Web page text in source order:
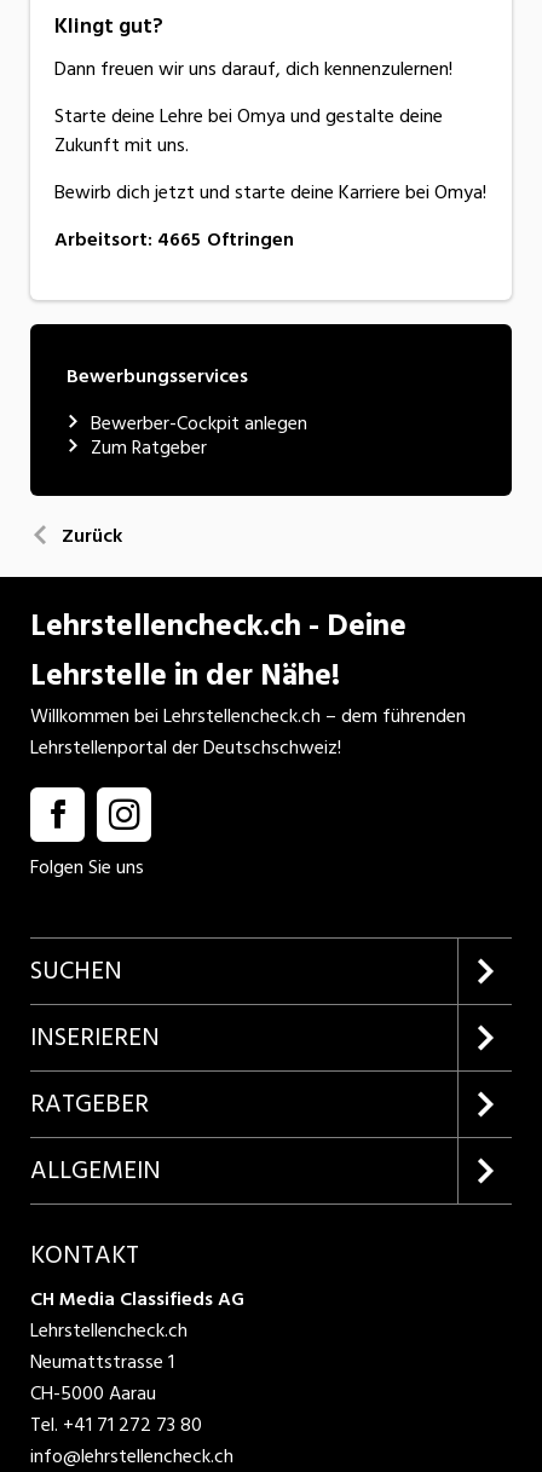
Klingt gut?
Dann freuen wir uns darauf, dich kennenzulernen!
Starte deine Lehre bei Omya und gestalte deine
Zukunft mit uns.
Bewirb dich jetzt und starte deine Karriere bei Omya!
Arbeitsort: 4665 Oftringen
Bewerbungsservices
Bewerber-Cockpit anlegen
Zum Ratgeber
Zurück
Lehrstellencheck.ch - Deine
Lehrstelle in der Nähe!
Willkommen bei Lehrstellencheck.ch – dem führenden
Lehrstellenportal der Deutschschweiz!
Folgen Sie uns
SUCHEN
Firmenprofile entdecken
Lehrstellen suchen
INSERIEREN
Kundenlogin
Inserieren
Produkte
RATGEBER
Lehrberufe entdecken
ALLGEMEIN
AGB
Datenschutzbestimmungen
Nutzungsbedingungen
Impressum
KONTAKT
CH Media Classifieds AG
Lehrstellencheck.ch
Neumattstrasse 1
CH-5000 Aarau
Tel. +41 71 272 73 80
info@lehrstellencheck.ch